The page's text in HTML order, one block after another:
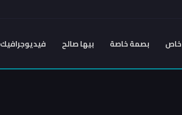
خاص بصمة خاصة بيها صالح فيديوجرافيك